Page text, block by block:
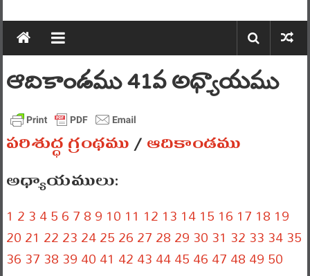
ఆదికాండము 41వ అధ్యాయము
పరిశుద్ధ గ్రంథము/ఆదికాండము
అధ్యాయములు:
1 23456789 10 11 12 13 1415 16 17 18 19
2021 22232425262728293031 32333435
363738394041 424344454647484950